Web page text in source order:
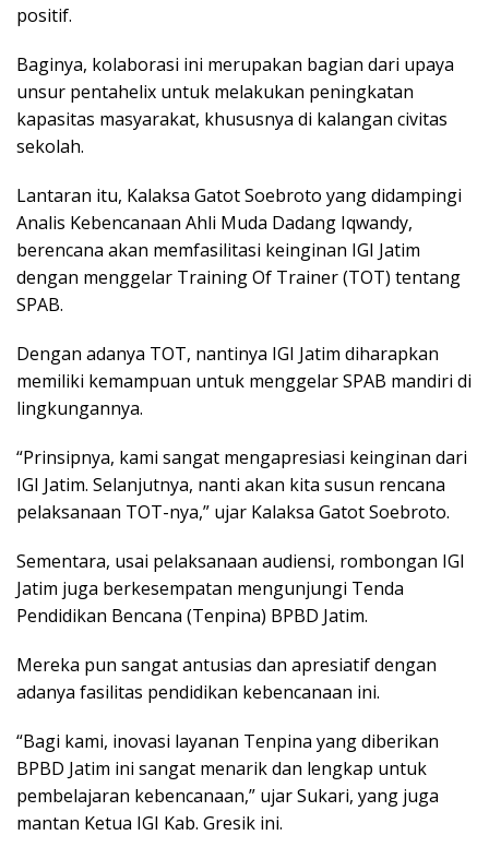
positif.
Baginya, kolaborasi ini merupakan bagian dari upaya
unsur pentahelix untuk melakukan peningkatan
kapasitas masyarakat, khususnya di kalangan civitas
sekolah.
Lantaran itu, Kalaksa Gatot Soebroto yang didampingi
Analis Kebencanaan Ahli Muda Dadang Iqwandy,
berencana akan memfasilitasi keinginan IGI Jatim
dengan menggelar Training Of Trainer (TOT) tentang
SPAB.
Dengan adanya TOT, nantinya IGI Jatim diharapkan
memiliki kemampuan untuk menggelar SPAB mandiri di
lingkungannya.
“Prinsipnya, kami sangat mengapresiasi keinginan dari
IGI Jatim. Selanjutnya, nanti akan kita susun rencana
pelaksanaan TOT-nya,” ujar Kalaksa Gatot Soebroto.
Sementara, usai pelaksanaan audiensi, rombongan IGI
Jatim juga berkesempatan mengunjungi Tenda
Pendidikan Bencana (Tenpina) BPBD Jatim.
Mereka pun sangat antusias dan apresiatif dengan
adanya fasilitas pendidikan kebencanaan ini.
“Bagi kami, inovasi layanan Tenpina yang diberikan
BPBD Jatim ini sangat menarik dan lengkap untuk
pembelajaran kebencanaan,” ujar Sukari, yang juga
mantan Ketua IGI Kab. Gresik ini.